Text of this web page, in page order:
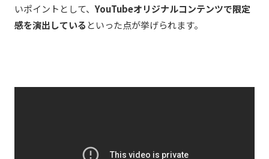
いポイントとして、YouTubeオリジナルコンテンツで限定
感を演出している といった点が挙げられます。